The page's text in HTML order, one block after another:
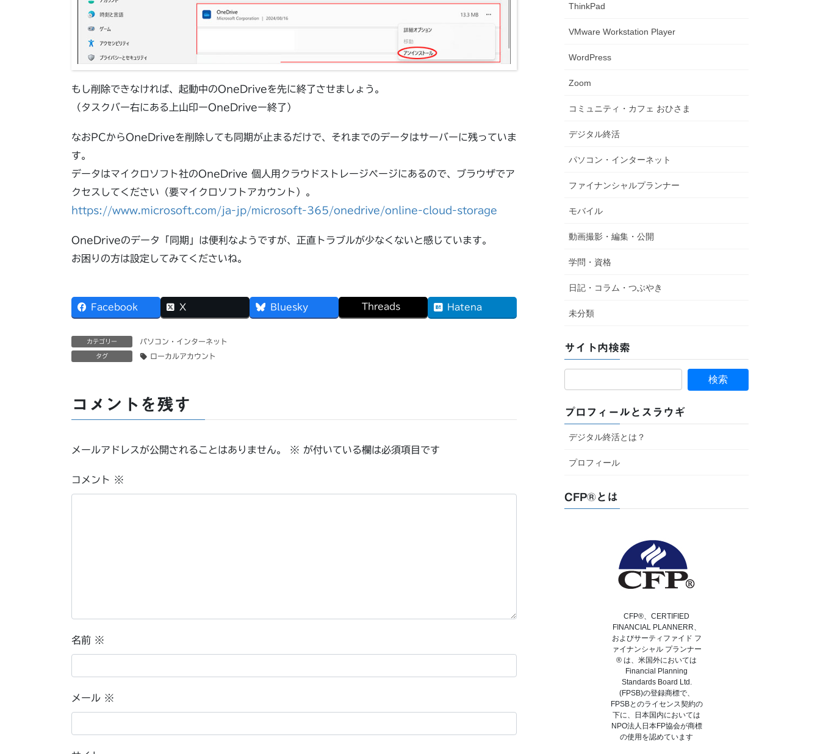
もし削除できなければ、起動中のOneDriveを先に終了させましょう。
（タスクバー右にある上山印ーOneDriveー終了）
なおPCからOneDriveを削除しても同期が止まるだけで、それまでのデータはサーバーに残っていま
す。
データはマイクロソフト社のOneDrive 個人用クラウドストレージページにあるので、ブラウザでア
クセスしてください（要マイクロソフトアカウント）。
https://www.microsoft.com/ja-jp/microsoft-365/onedrive/online-cloud-storage
OneDriveのデータ「同期」は便利なようですが、正直トラブルが少なくないと感じています。
お困りの方は設定してみてくださいね。
Facebook X Bluesky Threads Hatena
カテゴリー パソコン・インターネット
タグ ローカルアカウント
コメントを残す
メールアドレスが公開されることはありません。 ※ が付いている欄は必須項目です
コメント ※
名前 ※
メール ※
ThinkPad
VMware Workstation Player
WordPress
Zoom
コミュニティ・カフェ おひさま
デジタル終活
パソコン・インターネット
ファイナンシャルプランナー
モバイル
動画撮影・編集・公開
学問・資格
日記・コラム・つぶやき
未分類
サイト内検索
プロフィールとスラウギ
デジタル終活とは？
プロフィール
CFP®とは
CFP®、CERTIFIED
FINANCIAL PLANNERR、
およびサーティファイド フ
ァイナンシャル プランナー
® は、米国外においては
Financial Planning
Standards Board Ltd.
(FPSB)の登録商標で、
FPSBとのライセンス契約の
下に、日本国内においては
NPO法人日本FP協会が商標
の使用を認めています